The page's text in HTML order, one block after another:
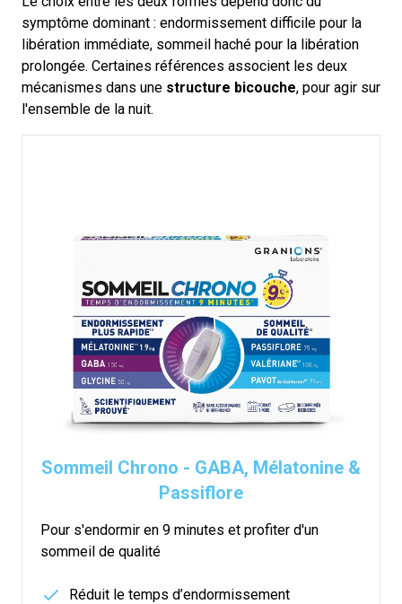
symptôme dominant : endormissement difficile pour la
libération immédiate, sommeil haché pour la libération
prolongée. Certaines références associent les deux
mécanismes dans une structure bicouche, pour agir sur
l'ensemble de la nuit.
Sommeil Chrono - GABA, Mélatonine &
Passiflore
Pour s'endormir en 9 minutes et profiter d'un
sommeil de qualité
Réduit le temps d’endormissement